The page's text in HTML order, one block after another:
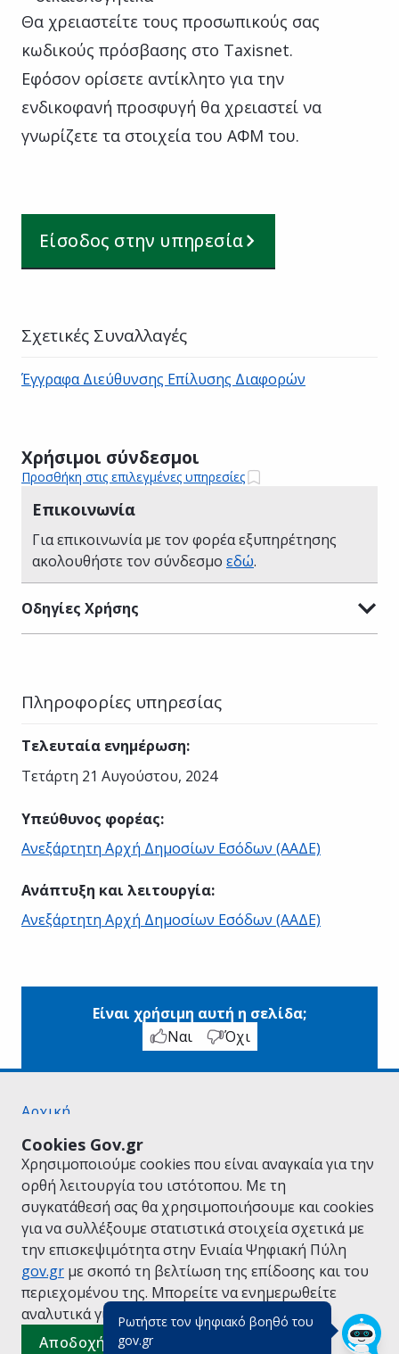
Ρωτήστε τον ψηφιακό βοηθό του
gov.gr(πάτησε για κλείσιμο)
Cookies Gov.gr
Χρησιμοποιούμε cookies που είναι αναγκαία για την
ορθή λειτουργία του ιστότοπου. Με τη
συγκατάθεσή σας θα χρησιμοποιήσουμε και cookies
για να συλλέξουμε στατιστικά στοιχεία σχετικά με
την επισκεψιμότητα στην Ενιαία Ψηφιακή Πύλη
gov.gr με σκοπό τη βελτίωση της επίδοσης και του
περιεχομένου της. Μπορείτε να ενημερωθείτε
αναλυτικά για την Πολιτική Cookies.
Αποδοχή όλων
Θα χρειαστείτε τους προσωπικούς σας
κωδικούς πρόσβασης στο Taxisnet.
Εφόσον ορίσετε αντίκλητο για την
ενδικοφανή προσφυγή θα χρειαστεί να
γνωρίζετε τα στοιχεία του ΑΦΜ του.
Είσοδος στην υπηρεσία
Χρήσιμοι σύνδεσμοι
Προσθήκη στις επιλεγμένες υπηρεσίες
Επικοινωνία
Για επικοινωνία με τον φορέα εξυπηρέτησης
ακολουθήστε τον σύνδεσμο εδώ.
Οδηγίες Χρήσης
Σχετικές Συναλλαγές
Έγγραφα Διεύθυνσης Επίλυσης Διαφορών
Πληροφορίες υπηρεσίας
Τελευταία ενημέρωση:
Τετάρτη 21 Αυγούστου, 2024
Υπεύθυνος φορέας:
Ανεξάρτητη Αρχή Δημοσίων Εσόδων (ΑΑΔΕ)
Ανάπτυξη και λειτουργία:
Ανεξάρτητη Αρχή Δημοσίων Εσόδων (ΑΑΔΕ)
Είναι χρήσιμη αυτή η σελίδα;
Ναι
Όχι
Αρχική
Όροι Χρήσης
Πολιτική Απορρήτου
Δήλωση προσβασιμότητας
Πολιτική cookies
Προτάσεις για το gov.gr
Υλοποίηση από το Υπουργείο Ψηφιακής
Διακυβέρνησης
Ελληνικά |Αγγλικά